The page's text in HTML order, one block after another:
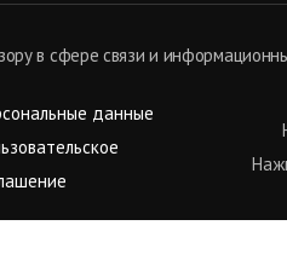
в сфере связи и
данные